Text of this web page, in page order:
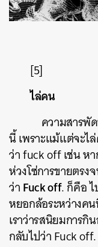
[5]
ไล่คน
ความสารพั
นี้ เพราะแม้แต่จะไ
ว่า fuck off เช่น ห
ห่วงโซ่การขายตรง
ว่าFuck off. ก็คือ
หยอกล้อระหว่างค
เราว่ารสนิยมการกิ
กลับไปว่า Fuck
SHARE